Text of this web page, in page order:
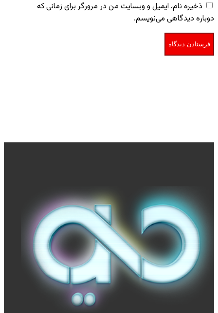
ذخیره نام، ایمیل و وبسایت من در مرورگر برای زمانی که
دوباره دیدگاهی می‌نویسم.